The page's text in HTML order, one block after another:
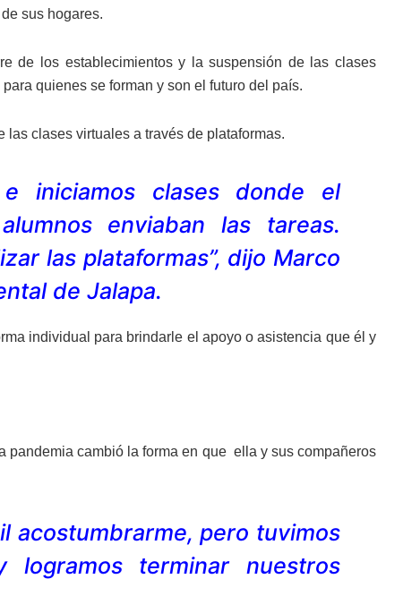
sus hogares.
de los establecimientos y la suspensión de las clases
quienes se forman y son el futuro del país.
clases virtuales a través de plataformas.
iniciamos clases donde el
enviaban las tareas.
las plataformas”, dijo Marco
de Jalapa.
individual para brindarle el apoyo o asistencia que él y
pandemia cambió la forma en que ella y sus compañeros
acostumbrarme, pero tuvimos
terminar nuestros